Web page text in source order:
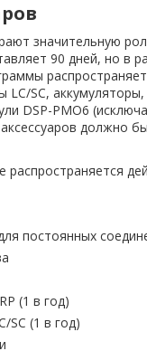
значительную
90 дней, но в
SC,
DSP-PMO6
должно
распространяется
постоянных
(1 в год)
SC (1 в год)